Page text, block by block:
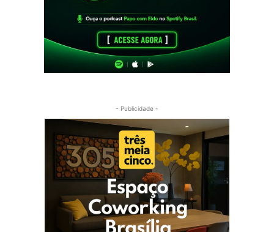
- Publicidade -